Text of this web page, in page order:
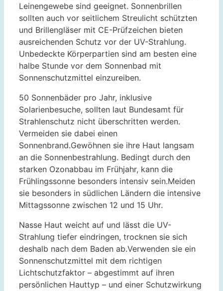
Leinengewebe sind geeignet. Sonnenbrillen
sollten auch vor seitlichem Streulicht schützten
und Brillengläser mit CE-Prüfzeichen bieten
ausreichenden Schutz vor der UV-Strahlung.
Unbedeckte Körperpartien sind am besten eine
halbe Stunde vor dem Sonnenbad mit
Sonnenschutzmittel einzureiben.
50 Sonnenbäder pro Jahr, inklusive
Solarienbesuche, sollten laut Bundesamt für
Strahlenschutz nicht überschritten werden.
Vermeiden sie dabei einen
Sonnenbrand.Gewöhnen sie ihre Haut langsam
an die Sonnenbestrahlung. Bedingt durch den
starken Ozonabbau im Frühjahr, kann die
Frühlingssonne besonders intensiv sein.Meiden
sie besonders in südlichen Ländern die intensive
Mittagssonne zwischen 12 und 15 Uhr.
Nasse Haut weicht auf und lässt die UV-
Strahlung tiefer eindringen, trocknen sie sich
deshalb nach dem Baden ab.Verwenden sie ein
Sonnenschutzmittel mit dem richtigen
Lichtschutzfaktor – abgestimmt auf ihren
persönlichen Hauttyp – und einer Schutzwirkung